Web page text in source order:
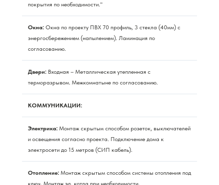
покрытия по необходимости."
Окна: Окна по проекту ПВХ 70 профиль, 3 стекла (40мм) с
энергосбережением (напылением). Ламинация по
согласованию.
Двери: Входная – Металлическая утепленная с
терморазрывом. Межкомнатыне по согласованию.
КОММУНИКАЦИИ:
Электрика: Монтаж скрытым способом розеток, выключателей
и освещения согласно проекта. Подключение дома к
электросети до 15 метров (СИП кабель).
Отопление: Монтаж скрытым способом системы отопления под
ключ. Монтаж эл. котла при необходимости.